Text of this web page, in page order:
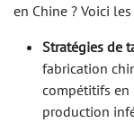
en Chine ? Voici
Stratégies de
fabrication
compétitifs en
production